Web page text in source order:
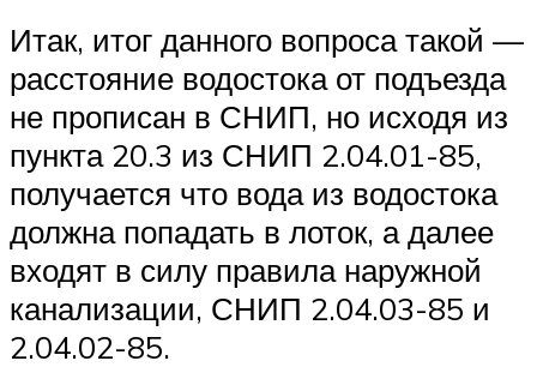
Итак, итог данного вопроса такой —
расстояние водостока от подъезда
не прописан в СНИП, но исходя из
пункта 20.3 из СНИП 2.04.01-85,
получается что вода из водостока
должна попадать в лоток, а далее
входят в силу правила наружной
канализации, СНИП 2.04.03-85 и
2.04.02-85.